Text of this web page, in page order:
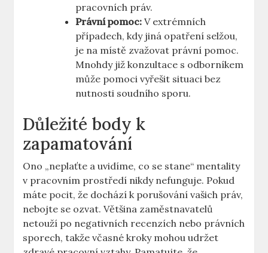
pracovních práv.
Právní pomoc: V extrémních
případech, kdy jiná opatření selžou,
je na místě zvažovat právní pomoc.
Mnohdy již konzultace s odborníkem
může pomoci vyřešit situaci bez
nutnosti soudního sporu.
Důležité body k
zapamatování
Ono „neplaťte a uvidíme, co se stane“ mentality
v pracovním prostředí nikdy nefunguje. Pokud
máte pocit, že dochází k porušování vašich práv,
nebojte se ozvat. Většina zaměstnavatelů
netouží po negativních recenzích nebo právních
sporech, takže včasné kroky mohou udržet